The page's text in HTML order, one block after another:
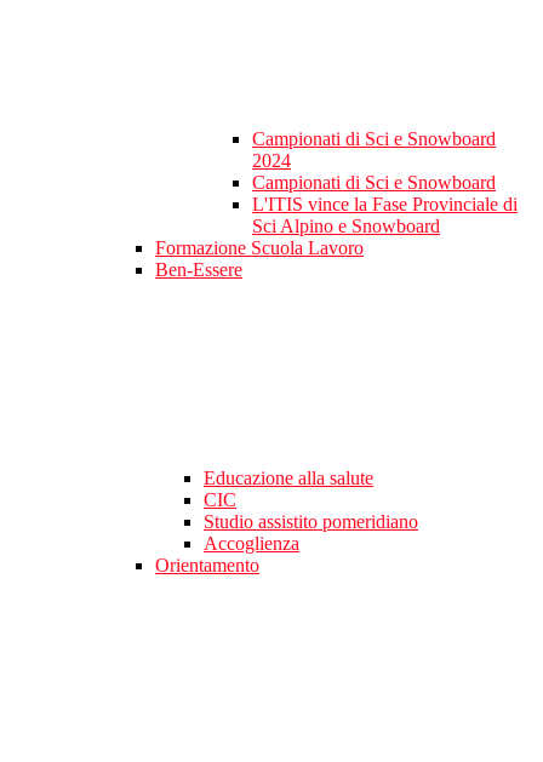
Campionati di Sci e Snowboard
2024
Campionati di Sci e Snowboard
L'ITIS vince la Fase Provinciale di
Sci Alpino e Snowboard
Formazione Scuola Lavoro
Ben-Essere
Educazione alla salute
CIC
Studio assistito pomeridiano
Accoglienza
Orientamento